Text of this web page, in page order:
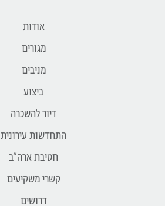
אודות
מגורים
מניבים
ביצוע
דיור להשכרה
התחדשות עירונית
חטיבת ארה״ב
קשרי משקיעים
דרושים